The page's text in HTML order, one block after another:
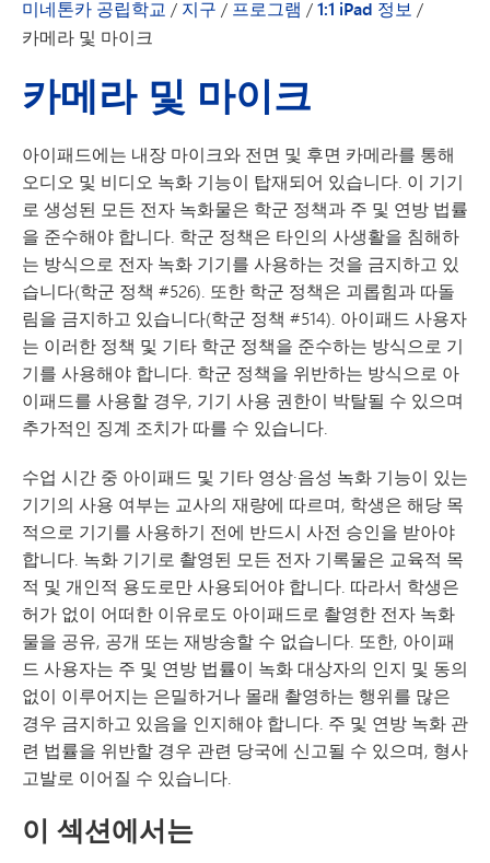
미네톤카 공립학교 / 지구 / 프로그램 /1:1 iPad 정보 /
카메라 및 마이크
카메라 및 마이크
아이패드에는 내장 마이크와 전면 및 후면 카메라를 통해
오디오 및 비디오 녹화 기능이 탑재되어 있습니다. 이 기기
로 생성된 모든 전자 녹화물은 학군 정책과 주 및 연방 법률
을 준수해야 합니다. 학군 정책은 타인의 사생활을 침해하
는 방식으로 전자 녹화 기기를 사용하는 것을 금지하고 있
습니다(학군 정책 #526). 또한 학군 정책은 괴롭힘과 따돌
림을 금지하고 있습니다(학군 정책 #514). 아이패드 사용자
는 이러한 정책 및 기타 학군 정책을 준수하는 방식으로 기
기를 사용해야 합니다. 학군 정책을 위반하는 방식으로 아
이패드를 사용할 경우, 기기 사용 권한이 박탈될 수 있으며
추가적인 징계 조치가 따를 수 있습니다.
수업 시간 중 아이패드 및 기타 영상·음성 녹화 기능이 있는
기기의 사용 여부는 교사의 재량에 따르며, 학생은 해당 목
적으로 기기를 사용하기 전에 반드시 사전 승인을 받아야
합니다. 녹화 기기로 촬영된 모든 전자 기록물은 교육적 목
적 및 개인적 용도로만 사용되어야 합니다. 따라서 학생은
허가 없이 어떠한 이유로도 아이패드로 촬영한 전자 녹화
물을 공유, 공개 또는 재방송할 수 없습니다. 또한, 아이패
드 사용자는 주 및 연방 법률이 녹화 대상자의 인지 및 동의
없이 이루어지는 은밀하거나 몰래 촬영하는 행위를 많은
경우 금지하고 있음을 인지해야 합니다. 주 및 연방 녹화 관
련 법률을 위반할 경우 관련 당국에 신고될 수 있으며, 형사
고발로 이어질 수 있습니다.
이 섹션에서는